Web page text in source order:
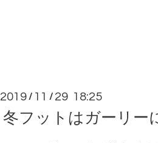
2019 / 11 / 29 18:25
冬フットはガーリー